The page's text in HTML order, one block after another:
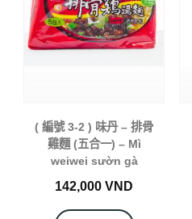
( 編號 3-2 ) 味丹 – 排骨
雞麵 (五合一) – Mì
weiwei sườn gà
142,000VND